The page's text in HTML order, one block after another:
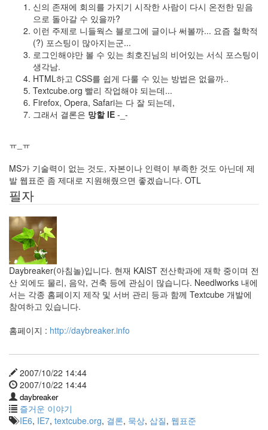
신의 존재에 회의를 가지기 시작한 사람이 다시 온전한 믿음
으로 돌아갈 수 있을까?
이런 주제로 니들웍스 블로그에 글이나 써볼까... 요즘 철학적
(?) 포스팅이 많아지는군...
로그인해야만 볼 수 있는 최호진님의 비어있는 서식 포스팅이
생각남.
HTML하고 CSS를 쉽게 다룰 수 있는 방법은 없을까..
Textcube.org 빨리 작업해야 되는데...
Firefox, Opera, Safari는 다 잘 되는데,
그래서 결론은 망할 IE -_-
ㅠ_ㅠ
MS가 기술력이 없는 것도, 자본이나 인력이 부족한 것도 아닌데 제
발 웹표준 좀 제대로 지원해줬으면 좋겠습니다. OTL
필자
Daybreaker(아침놀)입니다. 현재 KAIST 전산학과에 재학 중이며 전
산 외에도 물리, 음악, 건축 등에 관심이 많습니다. Needlworks 내에
서는 각종 홈페이지 제작 및 서버 관리 등과 함께 Textcube 개발에
참여하고 있습니다.
홈페이지 : http://daybreaker.info
2007/10/22 14:44
2007/10/22 14:44
daybreaker
즐거운 이야기
IE6, IE7, textcube.org, 결론, 묵상, 삽질, 웹표준
문
학
미
어
음
TNF
안
운
동
오
프
모
계
획
데
터
관
리